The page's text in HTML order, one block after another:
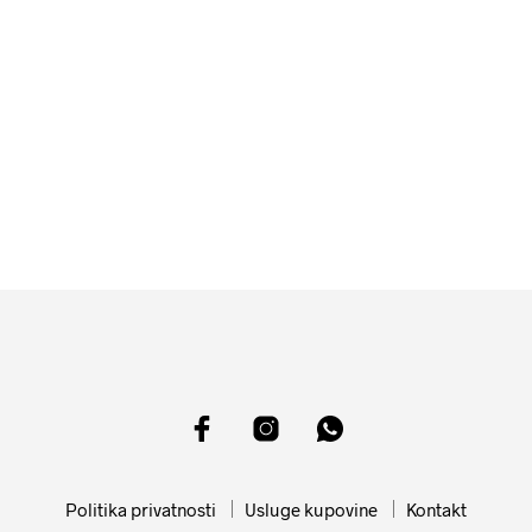
Politika privatnosti Usluge kupovine Kontakt